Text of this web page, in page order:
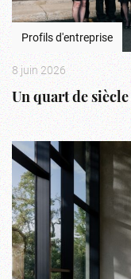
Profils d'entreprise
8 juin 2026
Un quart de